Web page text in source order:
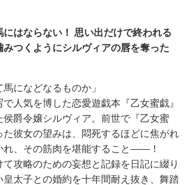
はならない！ 思い出だけで終われる
みつくようにシルヴィアの唇を奪った
になどなるものか」
人気を博した恋愛遊戯本『乙女蜜戯』
侯爵令嬢シルヴィア。前世で『乙女蜜
た彼女の望みは、悶死するほどに焦がれ
れ、その筋肉を堪能すること——！
攻略のための妄想と記録を日記に綴り
皇太子との婚約を十年間耐え抜き、舞踏